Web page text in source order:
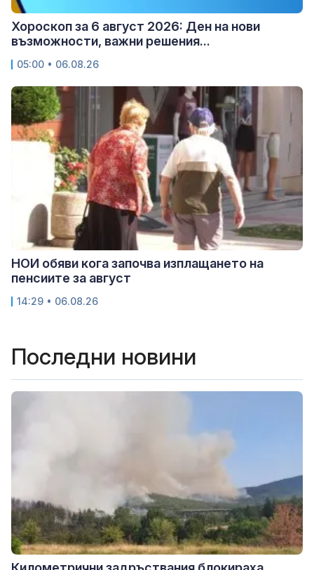
Хороскоп за 6 август 2026: Ден на нови
възможности, важни решения...
05:00 • 06.08.26
НОИ обяви кога започва изплащането на
пенсиите за август
14:29 • 06.08.26
Последни новини